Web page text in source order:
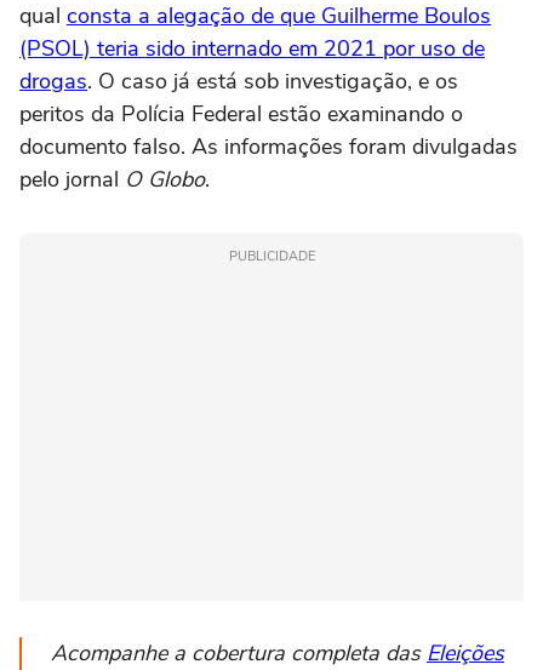
qual consta a alegação de que Guilherme Boulos
(PSOL) teria sido internado em 2021 por uso de
drogas. O caso já está sob investigação, e os
peritos da Polícia Federal estão examinando o
documento falso. As informações foram divulgadas
pelo jornal O Globo.
PUBLICIDADE
Acompanhe a cobertura completa das Eleições